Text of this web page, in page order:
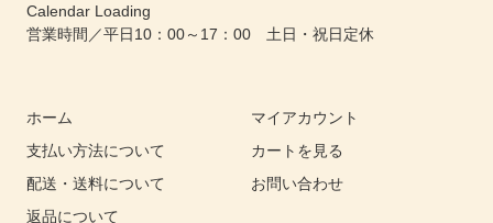
Calendar Loading
営業時間／平日10：00～17：00 土日・祝日定休
ホーム
支払い方法について
配送・送料について
返品について
マイアカウント
カートを見る
お問い合わせ